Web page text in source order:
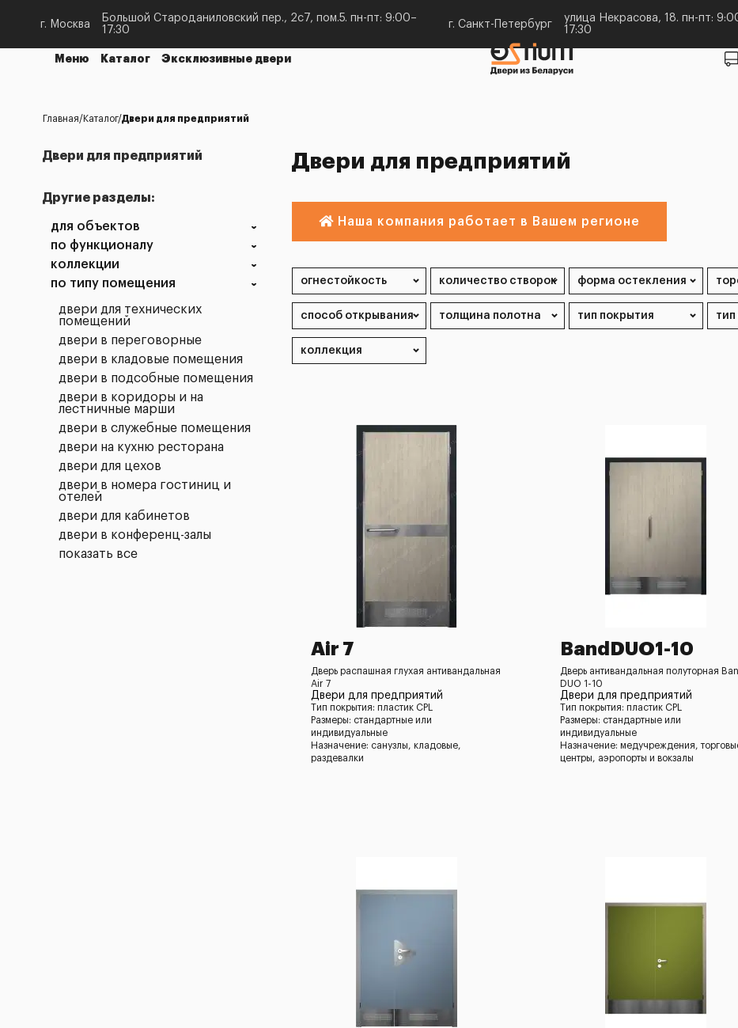
г. Москва
Большой Староданиловский пер., 2с7, пом.5. пн-пт: 9:00–
17:30
г. Санкт-Петербург
улица Некрасова, 18. пн-пт:
17:30
Меню Каталог Эксклюзивные двери
Главная Каталог Двери для предприятий
Двери для предприятий
Другие разделы:
для объектов
по функционалу
коллекции
по типу помещения
двери для технических
помещений
двери в переговорные
двери в кладовые помещения
двери в подсобные помещения
двери в коридоры и на
лестничные марши
двери в служебные помещения
двери на кухню ресторана
двери для цехов
двери в номера гостиниц и
отелей
двери для кабинетов
двери в конференц-залы
показать все
Двери для предприятий
Наша компания работает в Вашем регионе
Air 7
Дверь распашная глухая антивандальная
Air 7
Двери для предприятий
Тип покрытия: пластик CPL
Размеры: стандартные или
индивидуальные
Назначение: санузлы, кладовые,
раздевалки
BandDUO1-10
Дверь антивандальная полуторная
DUO 1-10
Двери для предприятий
Тип покрытия: пластик CPL
Размеры: стандартные или
индивидуальные
Назначение: медучреждения,
центры, аэропорты и вокзалы